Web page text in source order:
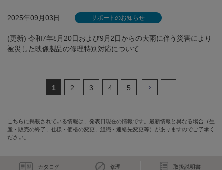
2025年09月03日 サポートのお知らせ
(更新) 令和7年8月20日および9月2日からの大雨に伴う災害により
被災した映像製品の修理特別対応について
1 2 3 4 5
こちらに掲載されている情報は、発表日現在の情報です。最新情報と異なる場合（生
産・販売の終了、仕様・価格の変更、組織・連絡先変更等）がありますのでご了承く
ださい。
カタログ 修理 取扱説明書